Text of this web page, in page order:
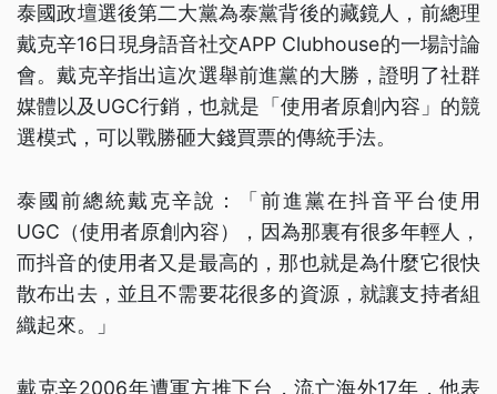
泰國政壇選後第二大黨為泰黨背後的藏鏡人，前總理
戴克辛16日現身語音社交APP Clubhouse的一場討論
會。戴克辛指出這次選舉前進黨的大勝，證明了社群
媒體以及UGC行銷，也就是「使用者原創內容」的競
選模式，可以戰勝砸大錢買票的傳統手法。
泰國前總統戴克辛說：「前進黨在抖音平台使用
UGC（使用者原創內容），因為那裏有很多年輕人，
而抖音的使用者又是最高的，那也就是為什麼它很快
散布出去，並且不需要花很多的資源，就讓支持者組
織起來。」
戴克辛2006年遭軍方推下台，流亡海外17年，他表